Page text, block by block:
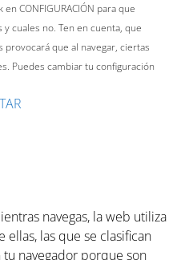
CONFIGURACIÓN para que
cuales no. Ten en cuenta, que
provocará que al navegar, ciertas
Puedes cambiar tu configuración
navegas, la web utiliza
las que se clasifican
tu navegador porque son